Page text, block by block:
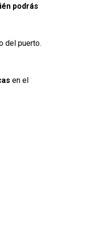
podrás
del puerto.
en el